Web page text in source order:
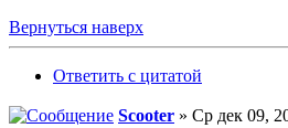
Вернуться наверх
Ответить с цитатой
Scooter » Ср дек 09,